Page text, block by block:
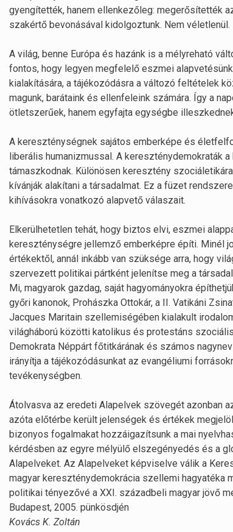
gyengítették, hanem ellenkezőleg: megerősítették
szakértő bevonásával kidolgoztunk. Nem véletlenül.
A világ, benne Európa és hazánk is a mélyreható
fontos, hogy legyen megfelelő eszmei
kialakítására, a tájékozódásra a változó feltételek
magunk, barátaink és ellenfeleink számára. Így a
ötletszerűek, hanem egyfajta egységbe
A kereszténységnek sajátos emberképe és
liberális humanizmussal. A kereszténydemokraták
támaszkodnak. Különösen keresztény
kívánják alakítani a társadalmat. Ez a füzet
kihívásokra vonatkozó alapvető válaszait.
Elkerülhetetlen tehát, hogy biztos elvi, eszmei
kereszténységre jellemző emberképre építi. Minél
értékektől, annál inkább van szüksége arra, hogy
szervezett politikai pártként jelenítse meg a
Mi, magyarok gazdag, saját hagyományokra
győri kanonok, Prohászka Ottokár, a II. Vatikáni
Jacques Maritain szellemiségében kialakult
világháború közötti katolikus és protestáns
Demokrata Néppárt főtitkárának és számos
irányítja a tájékozódásunkat az evangéliumi
tevékenységben.
Átolvasva az eredeti Alapelvek szövegét azonban
azóta előtérbe került jelenségek és értékek
bizonyos fogalmakat hozzáigazítsunk a mai
kérdésben az egyre mélyülő elszegényedés és a
Alapelveket. Az Alapelveket képviselve válik a
magyar kereszténydemokrácia szellemi
politikai tényezővé a XXI. századbeli magyar jövő
Budapest, 2005. pünkösdjén
Kovács K. Zoltán